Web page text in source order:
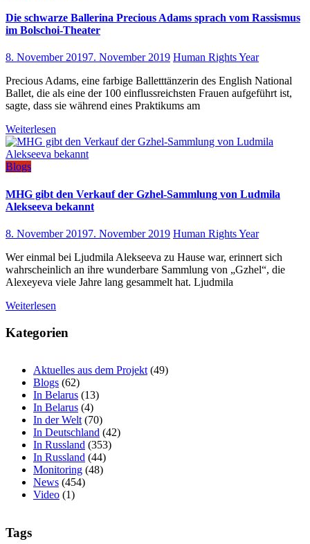
Die schwarze Ballerina Precious Adams sprach vom Rassismus
im Bolschoi-Theater
8. November 20197. November 2019 Human Rights Year
Precious Adams, eine farbige Balletttänzerin des English National
Ballet, die als eine der 100 einflussreichsten Frauen aufgeführt ist,
sagte, dass sie während eines Praktikums am
Weiterlesen
Blogs
MHG gibt den Verkauf der Gzhel-Sammlung von Ludmila
Alekseeva bekannt
8. November 20197. November 2019 Human Rights Year
Wer einmal bei Ljudmila Alekseeva zu Hause war, erinnert sich
wahrscheinlich an ihre wunderbare Sammlung von „Gzhel“, die
Alexeyeva viele Jahre lang gesammelt hat. Ljudmila
Weiterlesen
Kategorien
Aktuelles aus dem Projekt (49)
Blogs (62)
In Belarus (13)
In Belarus (4)
In der Welt (70)
In Deutschland (42)
In Russland (353)
In Russland (44)
Monitoring (48)
News (454)
Video (1)
Tags